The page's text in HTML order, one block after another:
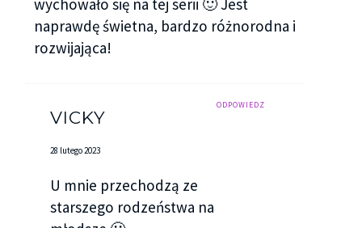
naprawdę świetna, bardzo różnorodna i
rozwijająca!
ODPOWIEDZ
VICKY
28 lutego 2023
U mnie przechodzą ze
starszego rodzeństwa na